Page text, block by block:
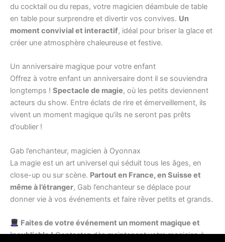
du cocktail ou du repas, votre magicien déambule de table
en table pour surprendre et divertir vos convives. Un
moment convivial et interactif, idéal pour briser la glace et
créer une atmosphère chaleureuse et festive.
Un anniversaire magique pour votre enfant
Offrez à votre enfant un anniversaire dont il se souviendra
longtemps ! Spectacle de magie, où les petits deviennent
acteurs du show. Entre éclats de rire et émerveillement, ils
vivent un moment magique qu’ils ne seront pas prêts
d’oublier !
Gab l’enchanteur, magicien à Oyonnax
La magie est un art universel qui séduit tous les âges, en
close-up ou sur scène. Partout en France, en Suisse et
même à l’étranger, Gab l’enchanteur se déplace pour
donner vie à vos événements et faire rêver petits et grands.
Faites de votre événement un moment magique et
inoubliable !Contactez dès maintenant votre magicien à